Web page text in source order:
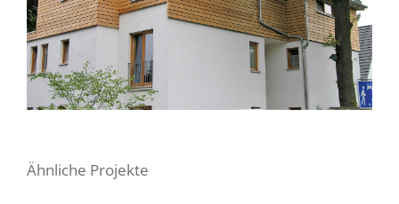
Ähnliche Projekte